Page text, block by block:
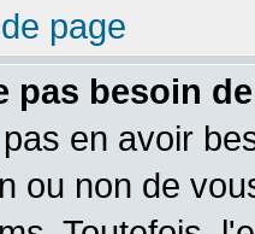
page
pas besoin
en avoir
ou non de